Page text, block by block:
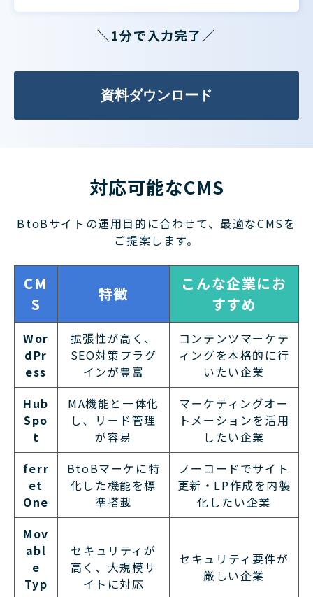
＼1分で入力完了／
資料ダウンロード
対応可能なCMS
BtoBサイトの運用目的に合わせて、最適なCMSを
ご提案します。
CM
S
特徴
こんな企業にお
すすめ
Wor
dPr
ess
拡張性が高く、
SEO対策プラグ
インが豊富
コンテンツマーケテ
ィングを本格的に行
いたい企業
Hub
Spo
t
MA機能と一体化
し、リード管理
が容易
マーケティングオー
トメーションを活用
したい企業
ferr
et
One
BtoBマーケに特
化した機能を標
準搭載
ノーコードでサイト
更新・LP作成を内製
化したい企業
Mov
abl
e
Typ
セキュリティが
高く、大規模サ
イトに対応
セキュリティ要件が
厳しい企業